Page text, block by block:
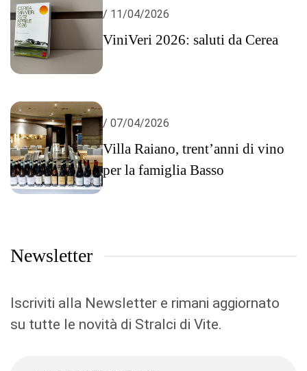
/ 11/04/2026
ViniVeri 2026: saluti da Cerea
/ 07/04/2026
Villa Raiano, trent’anni di vino
per la famiglia Basso
Newsletter
Iscriviti alla Newsletter e rimani aggiornato
su tutte le novità di Stralci di Vite.